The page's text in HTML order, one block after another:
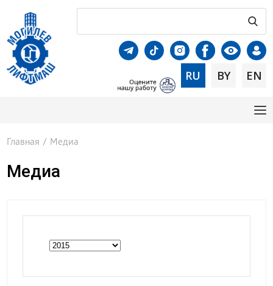
RU BY EN
Главная / Медиа
Медиа